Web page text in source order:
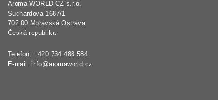
Aroma WORLD CZ s.r.o.
Suchardova 1687/1
702 00 Moravská Ostrava
Česká republika
Telefon: +420 734 488 584
E-mail: info@aromaworld.cz